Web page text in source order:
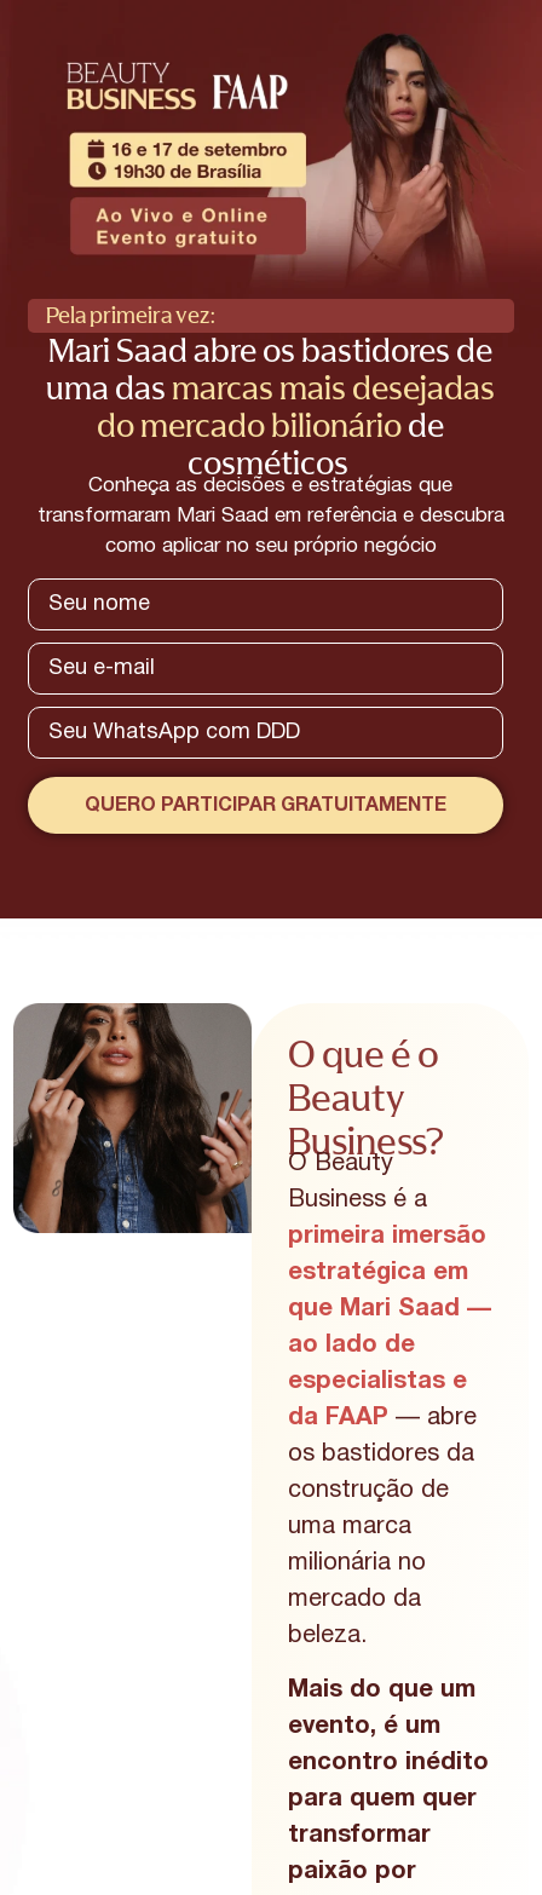
Pela primeira vez:
Mari Saad abre os bastidores de
uma das marcas mais desejadas
do mercado bilionáriode
cosméticos
Conheça as decisões e estratégias que
transformaram Mari Saad em referência e descubra
como aplicar no seu próprio negócio
QUERO PARTICIPAR GRATUITAMENTE
O que é o
Beauty
Business?
O Beauty
Business é a
primeira imersão
estratégica em
que Mari Saad —
ao lado de
especialistas e
da FAAP — abre
os bastidores da
construção de
uma marca
milionária no
mercado da
beleza.
Mais do que um
evento, é um
encontro inédito
para quem quer
transformar
paixão por